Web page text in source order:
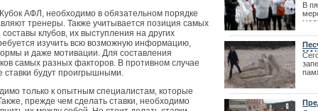
АФЛ, необходимо в обязательном порядке
тренеры. Также учитывается позиция самых
клубов, их выступления на других
изучить всю возможную информацию,
и даже мотивации. Для составления
самых разных факторов. В противном случае
ставки будут проигрышными.
только к опытным специалистам, которые
прежде чем сделать ставки, необходимо
|
В
|